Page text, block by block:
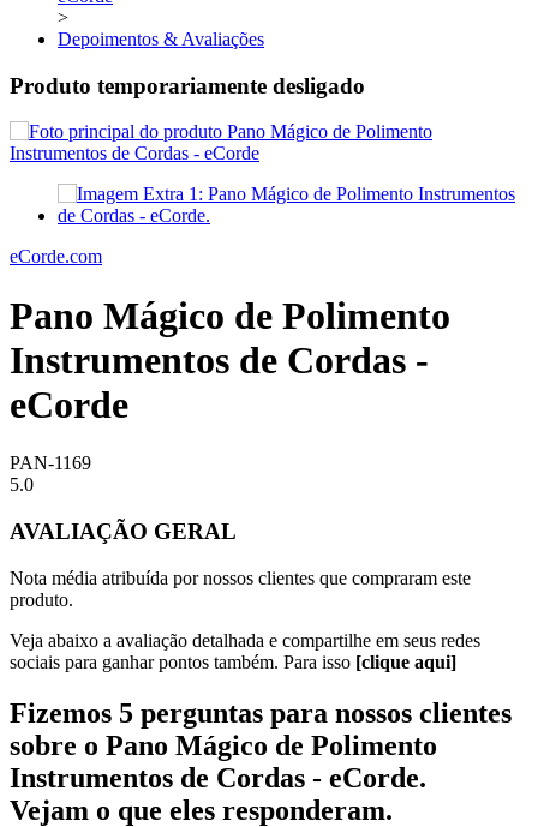
>
Depoimentos & Avaliações
Produto temporariamente desligado
eCorde.com
Pano Mágico de Polimento
Instrumentos de Cordas -
eCorde
PAN-1169
5.0
AVALIAÇÃO GERAL
Nota média atribuída por nossos clientes que compraram este
produto.
Veja abaixo a avaliação detalhada e compartilhe em seus redes
sociais para ganhar pontos também. Para isso [clique aqui]
Fizemos 5 perguntas para nossos clientes
sobre o Pano Mágico de Polimento
Instrumentos de Cordas - eCorde.
Vejam o que eles responderam.